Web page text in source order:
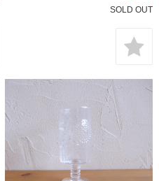
SOLD OUT